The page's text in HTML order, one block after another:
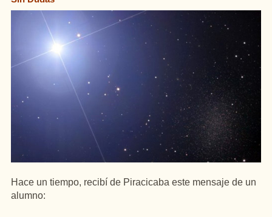
Hace un tiempo, recibí de Piracicaba este mensaje de un
alumno: